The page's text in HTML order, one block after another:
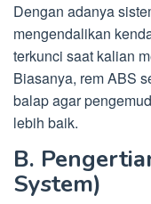
Dengan adanya
mengendalikan
terkunci saat kalian
Biasanya, rem ABS
balap agar
lebih baik.
B.
System)